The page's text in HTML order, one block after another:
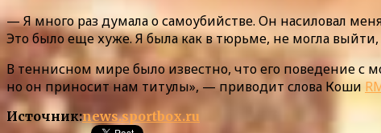
— Я много раз думала о самоубийстве. Он насиловал
Это было еще хуже. Я была как в тюрьме, не могла выйти,
В теннисном мире было известно, что его поведение с
но он приносит нам титулы», — приводит слова Коши
Источник:news.sportbox.ru